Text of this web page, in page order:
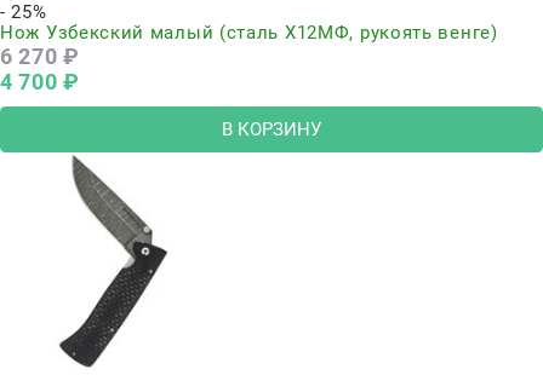
- 25%
Нож Узбекский малый (сталь Х12МФ, рукоять венге)
6 270 ₽
4 700 ₽
В КОРЗИНУ